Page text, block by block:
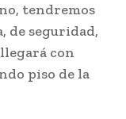
tendremos
de seguridad,
con
piso de la